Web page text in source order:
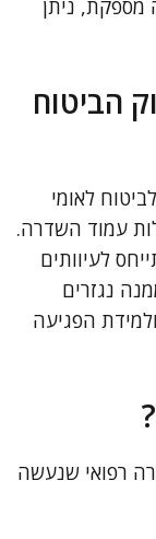
מספקת, ניתן
הביטוח
לאומי
עמוד השדרה.
לעיוותים
נגזרים
הפגיעה
רפואי שנעשה